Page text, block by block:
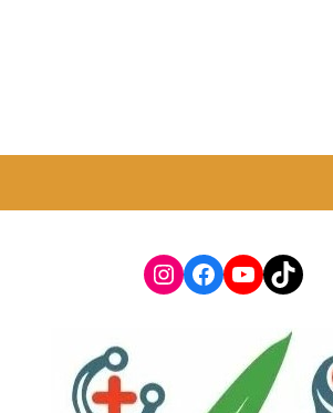
Instagram
Facebook
YouTube
TikTok